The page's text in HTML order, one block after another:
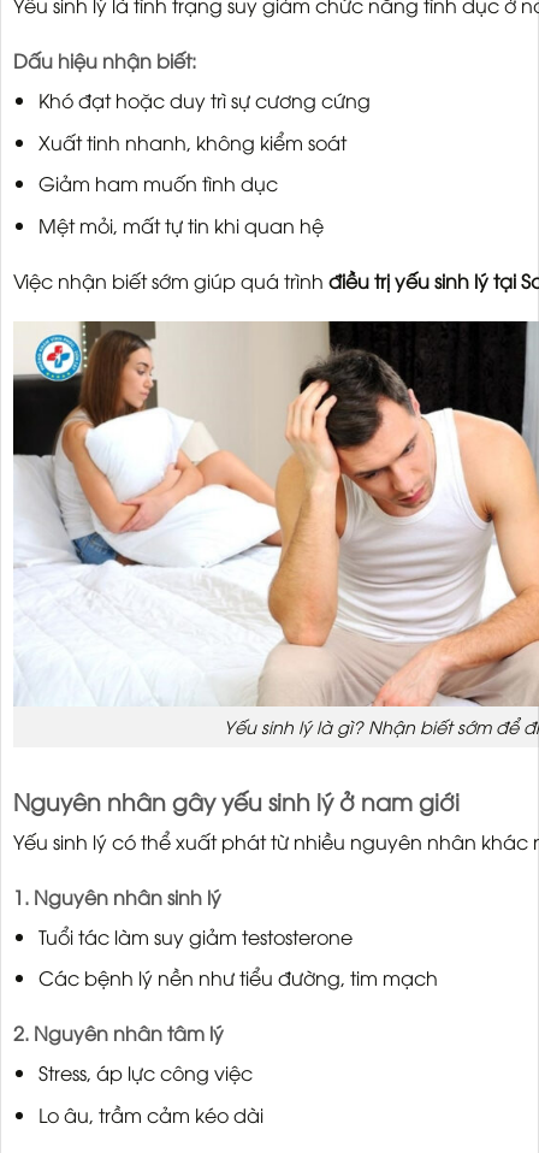
Yếu sinh lý là tình trạng suy giảm chức năng tình dục
Dấu hiệu nhận biết:
Khó đạt hoặc duy trì sự cương cứng
Xuất tinh nhanh, không kiểm soát
Giảm ham muốn tình dục
Mệt mỏi, mất tự tin khi quan hệ
Việc nhận biết sớm giúp quá trình điều trị yếu sinh lý tại
Yếu sinh lý là gì? Nhận biết sớm để
Nguyên nhân gây yếu sinh lý ở nam giới
Yếu sinh lý có thể xuất phát từ nhiều nguyên nhân khác
1. Nguyên nhân sinh lý
Tuổi tác làm suy giảm testosterone
Các bệnh lý nền như tiểu đường, tim mạch
2. Nguyên nhân tâm lý
Stress, áp lực công việc
Lo âu, trầm cảm kéo dài